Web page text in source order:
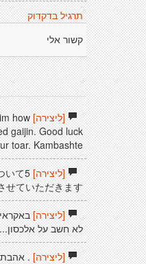
תרגיל בדקדוק
קשור אלי
[ליצירה]how
gaijin. Good luck
toar. Kambashte
[ליצירה]いて5
ていただきます。
[ליצירה]
לא חשב על
[ליצירה].